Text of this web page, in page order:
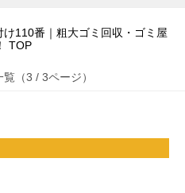
け110番｜粗大ゴミ回収・ゴミ屋
TOP
覧（3 / 3ページ）